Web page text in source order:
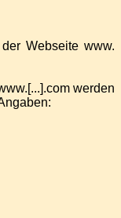
Webseite www.
werden